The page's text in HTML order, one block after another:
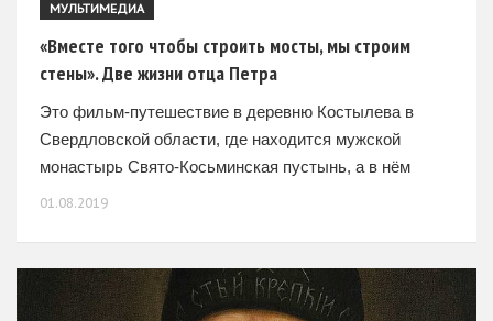
МУЛЬТИМЕДИА
«Вместе того чтобы строить мосты, мы строим
стены». Две жизни отца Петра
Это фильм-путешествие в деревню Костылева в
Свердловской области, где находится мужской
монастырь Свято-Косьминская пустынь, а в нём
живёт настоятель игумен Пётр Мажетов. Отец Пётр
01.08.2019